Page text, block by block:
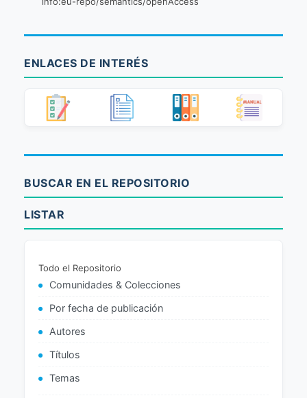
ENLACES DE INTERÉS
BUSCAR EN EL REPOSITORIO
LISTAR
Todo el Repositorio
Comunidades & Colecciones
Por fecha de publicación
Autores
Títulos
Temas